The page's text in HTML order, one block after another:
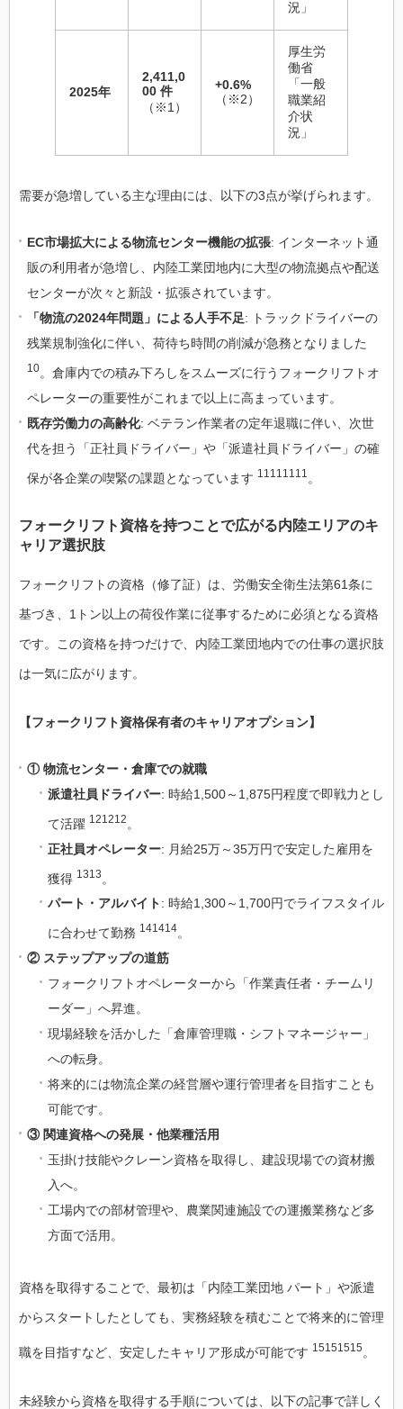
況」
2025年
2,411,0
00 件
（※1）
+0.6%
（※2）
厚生労
働省
「一般
職業紹
介状
況」
需要が急増している主な理由には、以下の3点が挙げられます。
EC市場拡大による物流センター機能の拡張: インターネット通
販の利用者が急増し、内陸工業団地内に大型の物流拠点や配送
センターが次々と新設・拡張されています。
「物流の2024年問題」による人手不足: トラックドライバーの
残業規制強化に伴い、荷待ち時間の削減が急務となりました
10。倉庫内での積み下ろしをスムーズに行うフォークリフトオ
ペレーターの重要性がこれまで以上に高まっています。
既存労働力の高齢化: ベテラン作業者の定年退職に伴い、次世
代を担う「正社員ドライバー」や「派遣社員ドライバー」の確
保が各企業の喫緊の課題となっています 11111111 。
フォークリフト資格を持つことで広がる内陸エリアのキ
ャリア選択肢
フォークリフトの資格（修了証）は、労働安全衛生法第61条に
基づき、1トン以上の荷役作業に従事するために必須となる資格
です。この資格を持つだけで、内陸工業団地内での仕事の選択肢
は一気に広がります。
【フォークリフト資格保有者のキャリアオプション】
① 物流センター・倉庫での就職
派遣社員ドライバー: 時給1,500～1,875円程度で即戦力とし
て活躍 121212 。
正社員オペレーター: 月給25万～35万円で安定した雇用を
獲得 1313 。
パート・アルバイト: 時給1,300～1,700円でライフスタイル
に合わせて勤務 141414。
② ステップアップの道筋
フォークリフトオペレーターから「作業責任者・チームリ
ーダー」へ昇進。
現場経験を活かした「倉庫管理職・シフトマネージャー」
への転身。
将来的には物流企業の経営層や運行管理者を目指すことも
可能です。
③ 関連資格への発展・他業種活用
玉掛け技能やクレーン資格を取得し、建設現場での資材搬
入へ。
工場内での部材管理や、農業関連施設での運搬業務など多
方面で活用。
資格を取得することで、最初は「内陸工業団地 パート」や派遣
からスタートしたとしても、実務経験を積むことで将来的に管理
職を目指すなど、安定したキャリア形成が可能です 15151515 。
未経験から資格を取得する手順については、以下の記事で詳しく